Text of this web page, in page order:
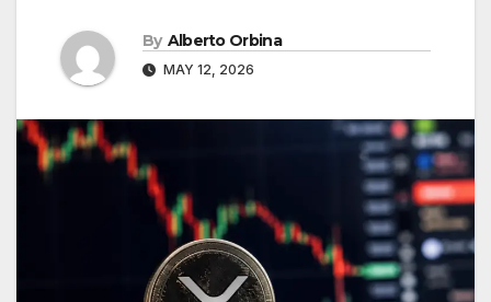
By Alberto Orbina
MAY 12, 2026